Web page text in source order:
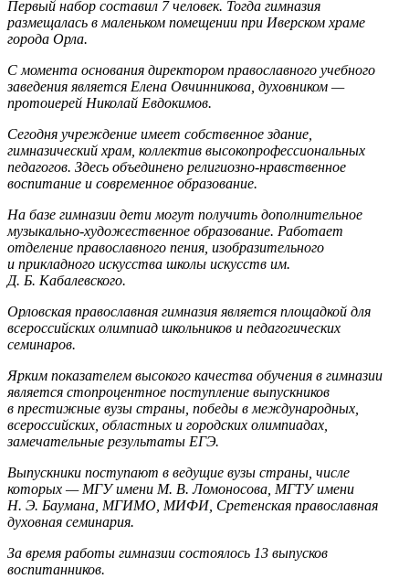
Первый набор составил 7 человек. Тогда гимназия
размещалась в маленьком помещении при Иверском храме
города Орла.
С момента основания директором православного учебного
заведения является Елена Овчинникова, духовником —
протоиерей Николай Евдокимов.
Сегодня учреждение имеет собственное здание,
гимназический храм, коллектив высокопрофессиональных
педагогов. Здесь объединено религиозно-нравственное
воспитание и современное образование.
На базе гимназии дети могут получить дополнительное
музыкально-художественное образование. Работает
отделение православного пения, изобразительного
и прикладного искусства школы искусств им.
Д. Б. Кабалевского.
Орловская православная гимназия является площадкой для
всероссийских олимпиад школьников и педагогических
семинаров.
Ярким показателем высокого качества обучения в гимназии
является стопроцентное поступление выпускников
в престижные вузы страны, победы в международных,
всероссийских, областных и городских олимпиадах,
замечательные результаты ЕГЭ.
Выпускники поступают в ведущие вузы страны, числе
которых — МГУ имени М. В. Ломоносова, МГТУ имени
Н. Э. Баумана, МГИМО, МИФИ, Сретенская православная
духовная семинария.
За время работы гимназии состоялось 13 выпусков
воспитанников.